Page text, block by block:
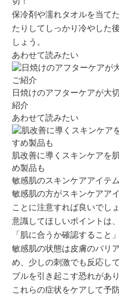
保冷剤や濡れタオルを当て
たりしてしっかり冷やした
しょう。
あわせて読みたい
日焼けのアフターケアが大
紹介
あわせて読みたい
肌改善に導くスキンケアを
め製品も
敏感肌のスキンケアアイテ
敏感肌の方がスキンケアア
ことに注意すれば良いでしょ
意識してほしいポイントは、
「肌に合うか確認すること
敏感肌の状態は皮膚のバリ
め、少しの刺激でも反応して
ブルを引き起こす恐れがあり
これらの症状をケアして予